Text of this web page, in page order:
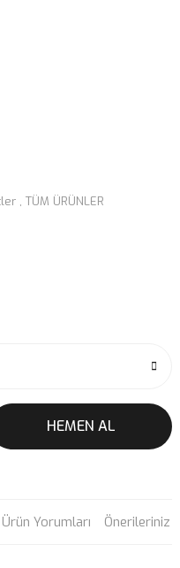
, TÜM ÜRÜNLER
HEMEN AL
Ürün Yorumları Önerileriniz